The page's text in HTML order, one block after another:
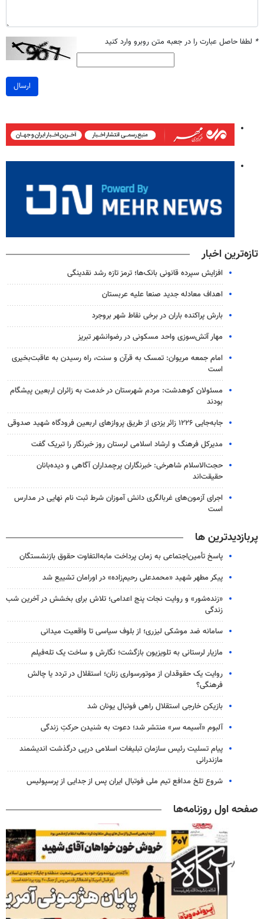
* لطفا حاصل عبارت را در جعبه متن روبرو وارد کنید
ارسال
تازه‌ترین اخبار
افزایش سپرده قانونی بانک‌ها؛ ترمز تازه رشد نقدینگی
اهداف معادله جدید صنعا علیه عربستان
بارش پراکنده باران در برخی نقاط شهر بروجرد
مهار آتش‌سوزی واحد مسکونی در رضوانشهر تبریز
امام جمعه مریوان: تمسک به قرآن و سنت، راه رسیدن به عاقبت‌بخیری
است
مسئولان کوهدشت: مردم شهرستان در خدمت به زائران اربعین پیشگام
بودند
جابه‌جایی ۱۲۲۶ زائر یزدی از طریق پروازهای اربعین فرودگاه شهید صدوقی
مدیرکل فرهنگ و ارشاد اسلامی لرستان روز خبرنگار را تبریک گفت
حجت‌الاسلام شاهرخی: خبرنگاران پرچمداران آگاهی و دیده‌بانان
حقیقت‌اند
اجرای آزمون‌های غربالگری دانش آموزان شرط ثبت نام نهایی در مدارس
است
پربازدیدترین ها
پاسخ تأمین‌اجتماعی به زمان پرداخت مابه‌التفاوت حقوق بازنشستگان
پیکر مطهر شهید «محمدعلی رحیم‌زاده» در اورامان تشییع شد
«زنده‌شور» و روایت نجات پنج اعدامی؛ تلاش برای بخشش در آخرین شب
زندگی
سامانه ضد موشکی لیزری؛ از بلوف سیاسی تا واقعیت میدانی
مازیار لرستانی به تلویزیون بازگشت؛ نگارش و ساخت یک تله‌فیلم
روایت یک حقوقدان از موتورسواری زنان؛ استقلال در تردد یا چالش
فرهنگی؟
بازیکن خارجی استقلال راهی فوتبال یونان شد
آلبوم «آسیمه سر» منتشر شد؛ دعوت به شنیدن حرکتِ زندگی
پیام تسلیت رئیس سازمان تبلیغات اسلامی درپی درگذشت اندیشمند
مازندرانی
شروع تلخ مدافع تیم ملی فوتبال ایران پس از جدایی از پرسپولیس
صفحه اول روزنامه‌ها